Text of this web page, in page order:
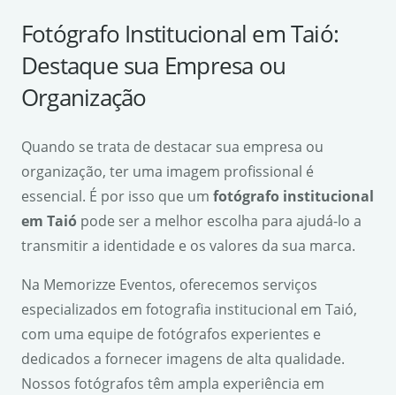
Fotógrafo Institucional em Taió:
Destaque sua Empresa ou
Organização
Quando se trata de destacar sua empresa ou
organização, ter uma imagem profissional é
essencial. É por isso que um fotógrafo institucional
em Taió pode ser a melhor escolha para ajudá-lo a
transmitir a identidade e os valores da sua marca.
Na Memorizze Eventos, oferecemos serviços
especializados em fotografia institucional em Taió,
com uma equipe de fotógrafos experientes e
dedicados a fornecer imagens de alta qualidade.
Nossos fotógrafos têm ampla experiência em